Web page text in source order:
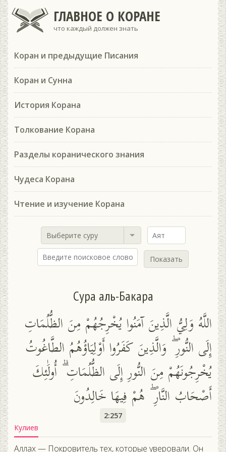
ГЛАВНОЕ О КОРАНЕ
что каждый должен знать
Коран и предыдущие Писания
Коран и Сунна
История Корана
Толкование Корана
Разделы коранического знания
Чудеса Корана
Чтение и изучение Корана
Выберите суру
Показать
Сура аль-Бакара
اللَّهُ وَلِيُّ الَّذِينَ آمَنُوا يُخْرِجُهُمْ مِنَ الظُّلُمَاتِ
إِلَى النُّورِ ۖ وَالَّذِينَ كَفَرُوا أَوْلِيَاؤُهُمُ الطَّاغُوتُ
يُخْرِجُونَهُمْ مِنَ النُّورِ إِلَى الظُّلُمَاتِ ۗ أُولَٰئِكَ
أَصْحَابُ النَّارِ ۖ هُمْ فِيهَا خَالِدُونَ
2:257
Кулиев
Аллах — Покровитель тех, которые уверовали. Он